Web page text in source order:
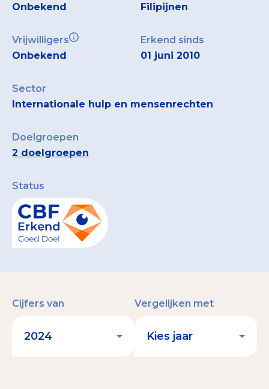
Register Erkende Donatieplatformen
Onbekend
Filipijnen
Vrijwilligers
Onbekend
Erkend sinds
01 juni 2010
Sector
Internationale hulp en mensenrechten
Doelgroepen
2 doelgroepen
Status
Cijfers van Vergelijken met